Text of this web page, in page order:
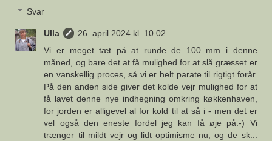
Svar
Ulla
26. april 2024 kl. 10.02
Vi er meget tæt på at runde de 100 mm i denne
måned, og bare det at få mulighed for at slå græsset er
en vanskellig proces, så vi er helt parate til rigtigt forår.
På den anden side giver det kolde vejr mulighed for at
få lavet denne nye indhegning omkring køkkenhaven,
for jorden er alligevel al for kold til at så i - men det er
vel også den eneste fordel jeg kan få øje på:-) Vi
trænger til mildt vejr og lidt optimisme nu, og de sk...